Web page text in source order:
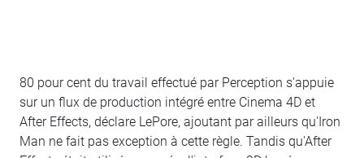
80 pour cent du travail effectué par Perception s'appuie
sur un flux de production intégré entre Cinema 4D et
After Effects, déclare LePore, ajoutant par ailleurs qu'Iron
Man ne fait pas exception à cette règle. Tandis qu'After